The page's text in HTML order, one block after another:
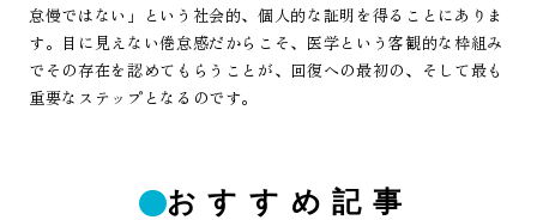
怠慢ではない」という社会的、個人的な証明を得ることにありま
す。目に見えない倦怠感だからこそ、医学という客観的な枠組み
でその存在を認めてもらうことが、回復への最初の、そして最も
重要なステップとなるのです。
おすすめ記事